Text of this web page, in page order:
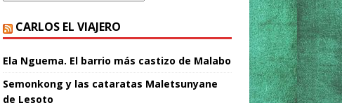
CARLOS EL VIAJERO
Ela Nguema. El barrio más castizo de Malabo
Semonkong y las cataratas Maletsunyane
de Lesoto